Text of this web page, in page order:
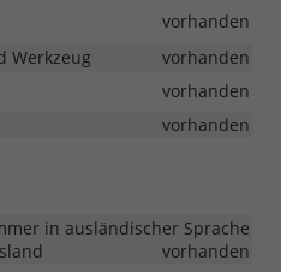
vorhanden
Werkzeug
vorhanden
vorhanden
vorhanden
in ausländischer Sprache
vorhanden